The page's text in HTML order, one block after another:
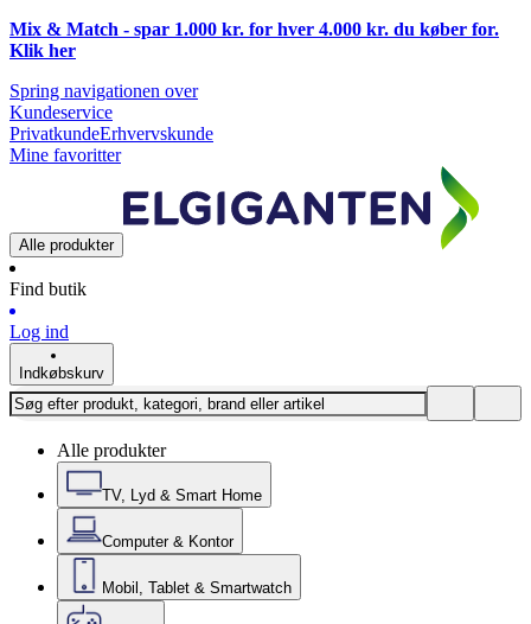
Mix & Match - spar 1.000 kr. for hver 4.000 kr. du køber for.
Klik her
Spring navigationen over
Kundeservice
PrivatkundeErhvervskunde
Mine favoritter
Alle produkter
Find butik
Log ind
Indkøbskurv
Alle produkter
TV, Lyd & Smart Home
Computer & Kontor
Mobil, Tablet & Smartwatch